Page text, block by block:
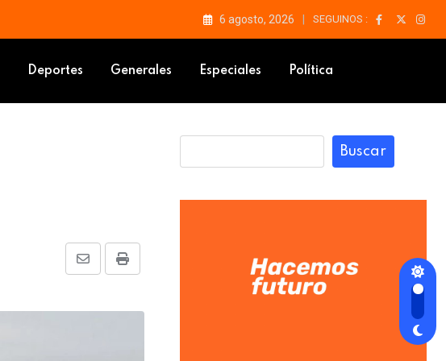
6 agosto, 2026 SEGUINOS :
Deportes Generales Especiales Política
Print
Share
Email
Buscar